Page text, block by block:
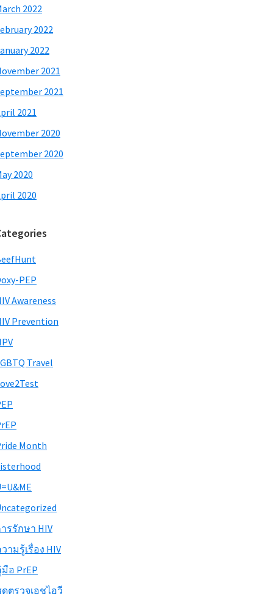
2022
2022
2022
2021
2021
2021
2020
2020
2020
2020
PEP
Awareness
Prevention
Travel
Month
รรักษา HIV
ามรู้เรื่อง HIV
อ PrEP
ตรวจเอชไอวี